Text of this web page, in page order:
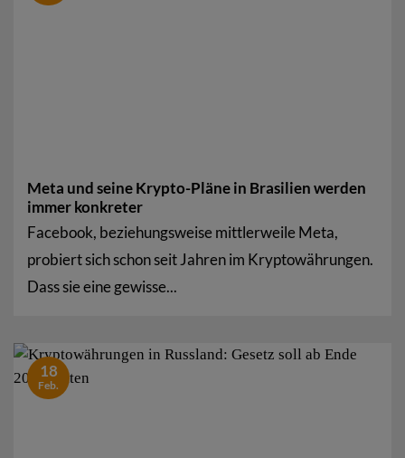
Meta und seine Krypto-Pläne in Brasilien werden
immer konkreter
Facebook, beziehungsweise mittlerweile Meta,
probiert sich schon seit Jahren im Kryptowährungen.
Dass sie eine gewisse...
18
Feb.